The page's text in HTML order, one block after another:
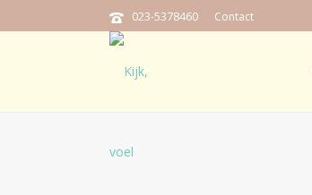
023-5378460 Contact